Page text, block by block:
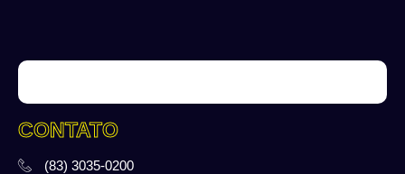
CONTATO
(83) 3035-0200